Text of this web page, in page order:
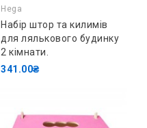
Hega
Набір штор та килимів
для лялькового будинку
2 кімнати.
341.00₴